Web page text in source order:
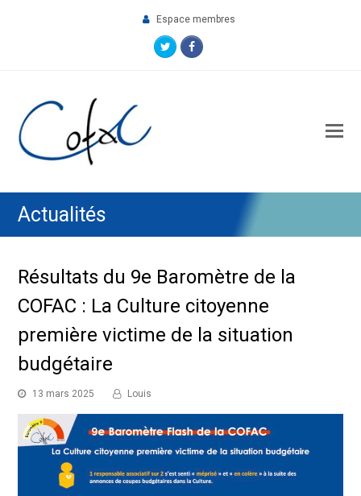
Espace membres
TwitterFacebook
Actualités
Résultats du 9e Baromètre de la
COFAC : La Culture citoyenne
première victime de la situation
budgétaire
13 mars 2025 Louis